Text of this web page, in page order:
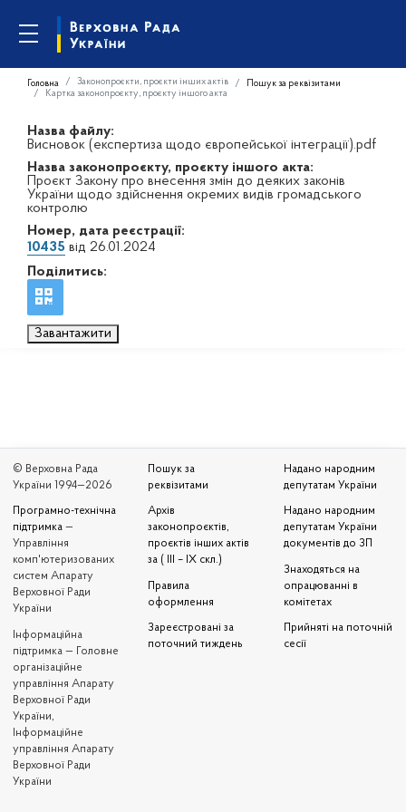
Головна Законопроєкти, проєкти інших актів
Пошук за реквізитами
Картка законопроєкту, проєкту іншого акта
Назва файлу:
Висновок (експертиза щодо європейської інтеграції).pdf
Назва законопроєкту, проєкту іншого акта:
Проєкт Закону про внесення змін до деяких законів
України щодо здійснення окремих видів громадського
контролю
Номер, дата реєстрації:
10435 від 26.01.2024
Поділитись:
Завантажити
© Верховна Рада
України 1994—2026
Програмно-технічна
підтримка —
Управління
комп'ютеризованих
систем Апарату
Верховної Ради
України
Iнформаційна
підтримка — Головне
організаційне
управління Апарату
Верховної Ради
України,
Інформаційне
управління Апарату
Верховної Ради
України
Пошук за
реквізитами
Архів
законопроєктів,
проєктів інших актів
за ( III – IX скл.)
Правила
оформлення
Зареєстровані за
поточний тиждень
Надано народним
депутатам України
Надано народним
депутатам України
документів до ЗП
Знаходяться на
опрацюванні в
комітетах
Прийняті на поточній
сесії